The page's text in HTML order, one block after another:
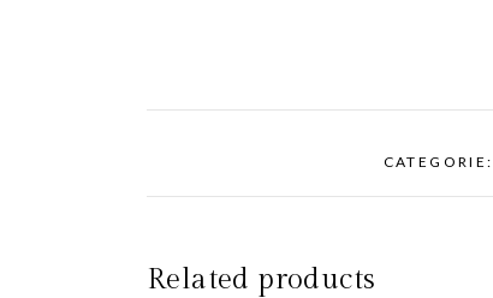
CATEGORIE:
Related products